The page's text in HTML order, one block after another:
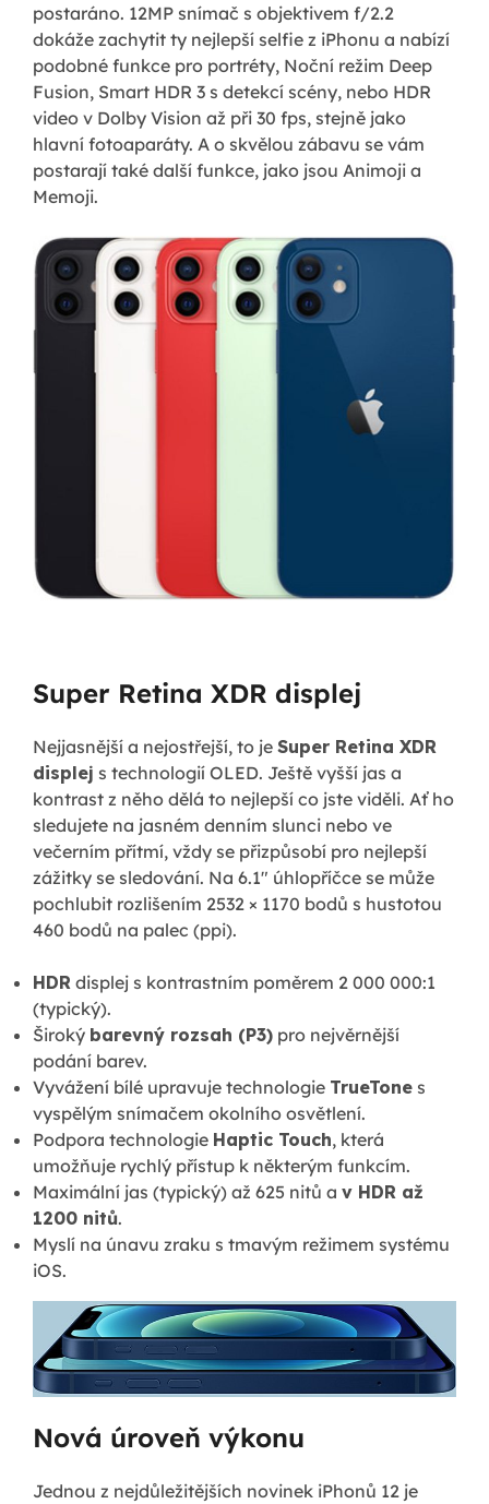
postaráno. 12MP snímač s objektivem f/2.2
dokáže zachytit ty nejlepší selfie z iPhonu a nabízí
podobné funkce pro portréty, Noční režim Deep
Fusion, Smart HDR 3 s detekcí scény, nebo HDR
video v Dolby Vision až při 30 fps, stejně jako
hlavní fotoaparáty. A o skvělou zábavu se vám
postarají také další funkce, jako jsou Animoji a
Memoji.
Super Retina XDR displej
Nejjasnější a nejostřejší, to je Super Retina XDR
displej s technologií OLED. Ještě vyšší jas a
kontrast z něho dělá to nejlepší co jste viděli. Ať ho
sledujete na jasném denním slunci nebo ve
večerním přítmí, vždy se přizpůsobí pro nejlepší
zážitky se sledování. Na 6.1" úhlopříčce se může
pochlubit rozlišením 2532 × 1170 bodů s hustotou
460 bodů na palec (ppi).
HDR displej s kontrastním poměrem 2 000 000:1
(typický).
Široký barevný rozsah (P3) pro nejvěrnější
podání barev.
Vyvážení bílé upravuje technologie TrueTone s
vyspělým snímačem okolního osvětlení.
Podpora technologie Haptic Touch, která
umožňuje rychlý přístup k některým funkcím.
Maximální jas (typický) až 625 nitů a v HDR až
1200 nitů.
Myslí na únavu zraku s tmavým režimem systému
iOS.
Nová úroveň výkonu
Jednou z nejdůležitějších novinek iPhonů 12 je